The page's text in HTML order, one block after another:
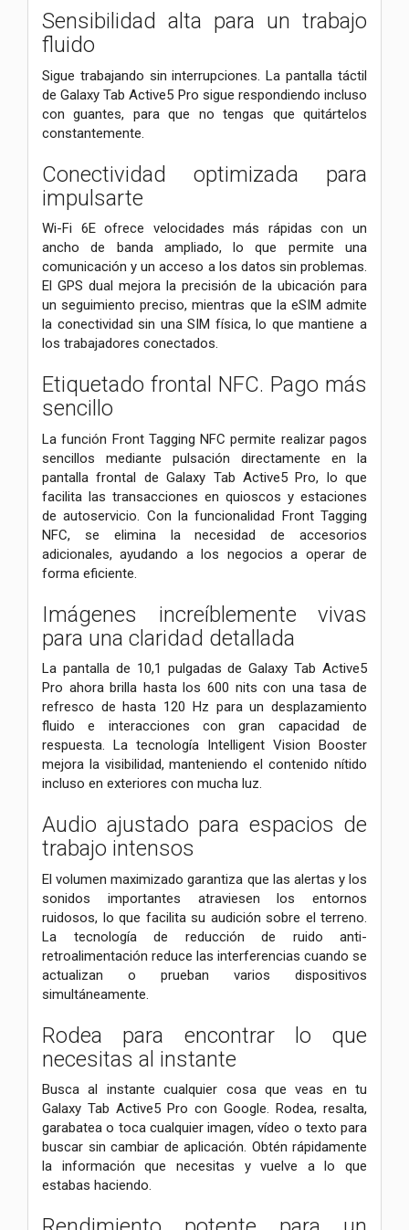
Sensibilidad alta para un trabajo
fluido
Sigue trabajando sin interrupciones. La pantalla táctil
de Galaxy Tab Active5 Pro sigue respondiendo incluso
con guantes, para que no tengas que quitártelos
constantemente.
Conectividad optimizada para
impulsarte
Wi-Fi 6E ofrece velocidades más rápidas con un
ancho de banda ampliado, lo que permite una
comunicación y un acceso a los datos sin problemas.
El GPS dual mejora la precisión de la ubicación para
un seguimiento preciso, mientras que la eSIM admite
la conectividad sin una SIM física, lo que mantiene a
los trabajadores conectados.
Etiquetado frontal NFC. Pago más
sencillo
La función Front Tagging NFC permite realizar pagos
sencillos mediante pulsación directamente en la
pantalla frontal de Galaxy Tab Active5 Pro, lo que
facilita las transacciones en quioscos y estaciones
de autoservicio. Con la funcionalidad Front Tagging
NFC, se elimina la necesidad de accesorios
adicionales, ayudando a los negocios a operar de
forma eficiente.
Imágenes increíblemente vivas
para una claridad detallada
La pantalla de 10,1 pulgadas de Galaxy Tab Active5
Pro ahora brilla hasta los 600 nits con una tasa de
refresco de hasta 120 Hz para un desplazamiento
fluido e interacciones con gran capacidad de
respuesta. La tecnología Intelligent Vision Booster
mejora la visibilidad, manteniendo el contenido nítido
incluso en exteriores con mucha luz.
Audio ajustado para espacios de
trabajo intensos
El volumen maximizado garantiza que las alertas y los
sonidos importantes atraviesen los entornos
ruidosos, lo que facilita su audición sobre el terreno.
La tecnología de reducción de ruido anti-
retroalimentación reduce las interferencias cuando se
actualizan o prueban varios dispositivos
simultáneamente.
Rodea para encontrar lo que
necesitas al instante
Busca al instante cualquier cosa que veas en tu
Galaxy Tab Active5 Pro con Google. Rodea, resalta,
garabatea o toca cualquier imagen, vídeo o texto para
buscar sin cambiar de aplicación. Obtén rápidamente
la información que necesitas y vuelve a lo que
estabas haciendo.